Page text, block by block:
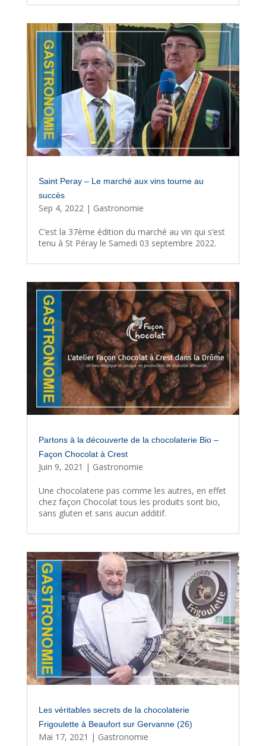
Saint Peray – Le marché aux vins tourne au
succès
Sep 4, 2022| Gastronomie
C’est la 37ème édition du marché au vin qui s’est
tenu à St Péray le Samedi 03 septembre 2022.
Partons à la découverte de la chocolaterie Bio –
Façon Chocolat à Crest
Juin 9, 2021 | Gastronomie
Une chocolaterie pas comme les autres, en effet
chez façon Chocolat tous les produits sont bio,
sans gluten et sans aucun additif.
Les véritables secrets de la chocolaterie
Frigoulette à Beaufort sur Gervanne (26)
Mai 17, 2021 | Gastronomie